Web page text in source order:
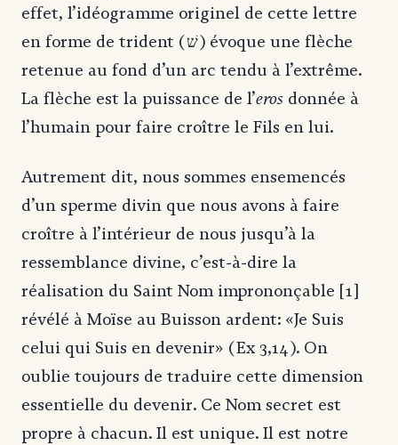
effet, l’idéogramme originel de cette lettre
en forme de trident (שׁ) évoque une flèche
retenue au fond d’un arc tendu à l’extrême.
La flèche est la puissance de l’eros donnée à
l’humain pour faire croître le Fils en lui.
Autrement dit, nous sommes ensemencés
d’un sperme divin que nous avons à faire
croître à l’intérieur de nous jusqu’à la
ressemblance divine, c’est-à-dire la
réalisation du Saint Nom imprononçable [1]
révélé à Moïse au Buisson ardent: «Je Suis
celui qui Suis en devenir» (Ex 3,14). On
oublie toujours de traduire cette dimension
essentielle du devenir. Ce Nom secret est
propre à chacun. Il est unique. Il est notre